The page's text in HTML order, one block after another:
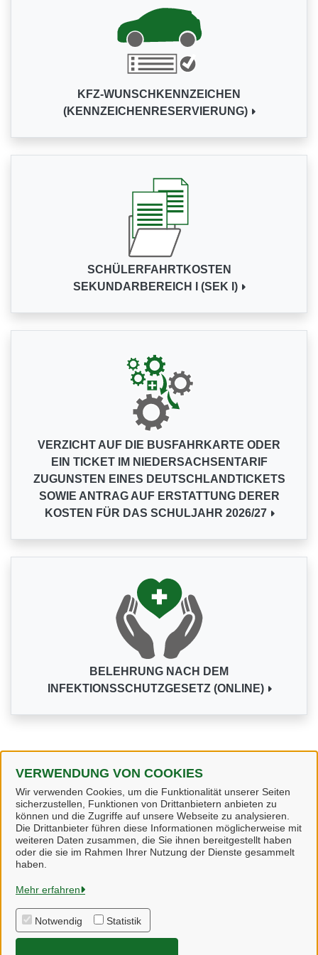
VERWENDUNG VON COOKIES
Wir verwenden Cookies, um die Funktionalität unserer Seiten
sicherzustellen, Funktionen von Drittanbietern anbieten zu
können und die Zugriffe auf unsere Webseite zu analysieren.
Die Drittanbieter führen diese Informationen möglicherweise mit
weiteren Daten zusammen, die Sie ihnen bereitgestellt haben
oder die sie im Rahmen Ihrer Nutzung der Dienste gesammelt
haben.
Mehr erfahren
Notwendig Statistik
KFZ-WUNSCHKENNZEICHEN
(KENNZEICHENRESERVIERUNG)
SCHÜLERFAHRTKOSTEN
SEKUNDARBEREICH I (SEK I)
VERZICHT AUF DIE BUSFAHRKARTE ODER
EIN TICKET IM NIEDERSACHSENTARIF
ZUGUNSTEN EINES DEUTSCHLANDTICKETS
SOWIE ANTRAG AUF ERSTATTUNG DERER
KOSTEN FÜR DAS SCHULJAHR 2026/27
BELEHRUNG NACH DEM
INFEKTIONSSCHUTZGESETZ (ONLINE)
Alle Dienstleistungen
Heidekreis
Alle Rechte vorbehalten